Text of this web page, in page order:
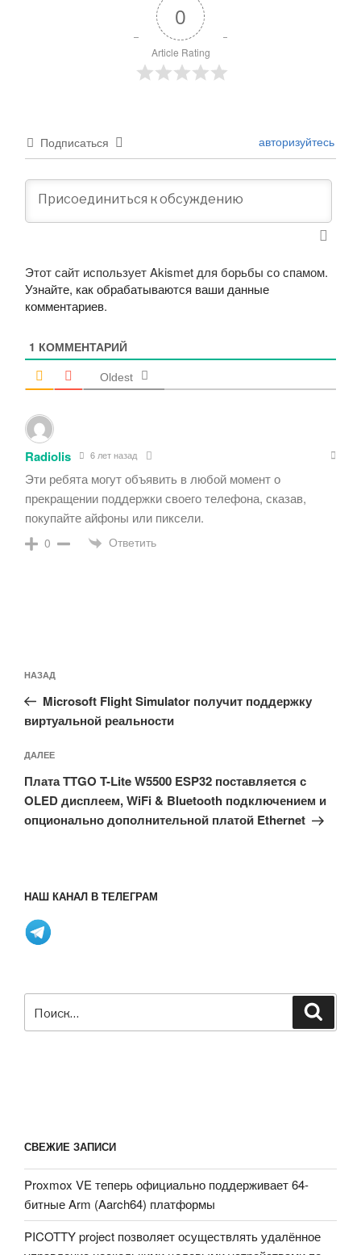
0
Article Rating
Подписаться авторизуйтесь
Этот сайт использует Akismet для борьбы со спамом.
Узнайте, как обрабатываются ваши данные
комментариев.
1 КОММЕНТАРИЙ
Oldest
Radiolis 6 лет назад
Эти ребята могут объявить в любой момент о
прекращении поддержки своего телефона, сказав,
покупайте айфоны или пиксели.
0 Ответить
по
записям
Предыдущая
запись:
НАЗАД
Microsoft Flight Simulator получит поддержку
виртуальной реальности
Следующая
запись
ДАЛЕЕ
Плата TTGO T-Lite W5500 ESP32 поставляется с
OLED дисплеем, WiFi & Bluetooth подключением и
опционально дополнительной платой Ethernet
НАШ КАНАЛ В ТЕЛЕГРАМ
СВЕЖИЕ ЗАПИСИ
Proxmox VE теперь официально поддерживает 64-
битные Arm (Aarch64) платформы
PICOTTY project позволяет осуществлять удалённое